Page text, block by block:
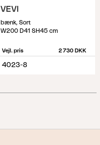
VEVI
bænk, Sort
W200 D41 SH45 cm
Vejl. pris 2 730 DKK
4023-8